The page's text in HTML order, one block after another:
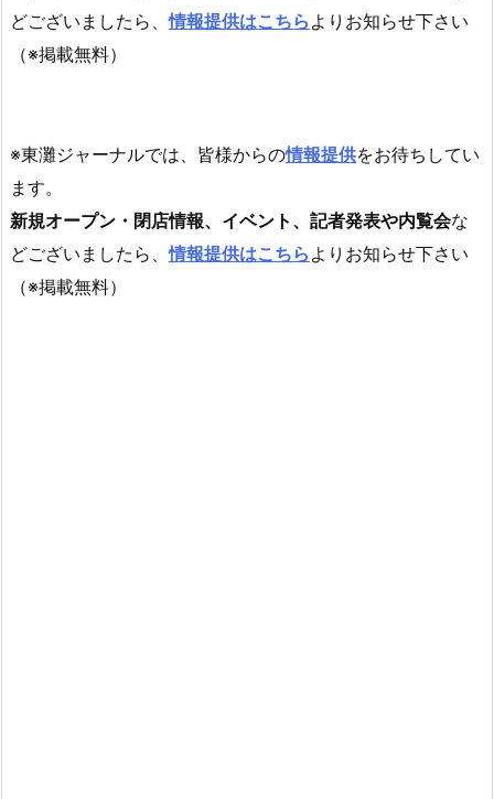
どございましたら、情報提供はこちら よりお知らせ下さい
（※掲載無料）
※東灘ジャーナルでは、皆様からの情報提供をお待ちしてい
ます。
新規オープン・閉店情報、イベント、記者発表や内覧会な
どございましたら、情報提供はこちら よりお知らせ下さい
（※掲載無料）